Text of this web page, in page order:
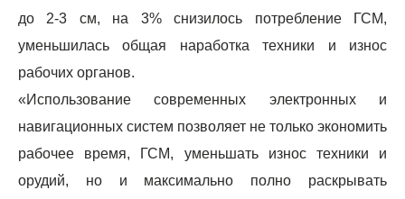
до 2-3 см, на 3% снизилось потребление ГСМ,
уменьшилась общая наработка техники и износ
рабочих органов.
«Использование современных электронных и
навигационных систем позволяет не только экономить
рабочее время, ГСМ, уменьшать износ техники и
орудий, но и максимально полно раскрывать